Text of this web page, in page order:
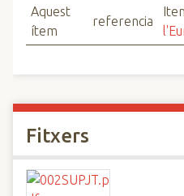
Aquest
ítem
referencia
Fitxers